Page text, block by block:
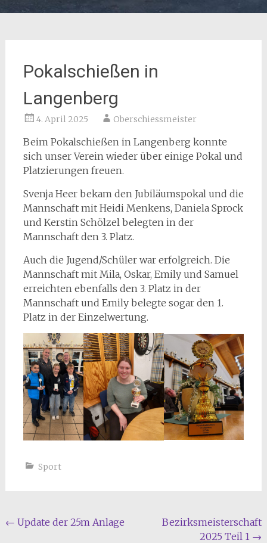
Pokalschießen in
Langenberg
4. April 2025 Oberschiessmeister
Beim Pokalschießen in Langenberg konnte
sich unser Verein wieder über einige Pokal und
Platzierungen freuen.
Svenja Heer bekam den Jubiläumspokal und die
Mannschaft mit Heidi Menkens, Daniela Sprock
und Kerstin Schölzel belegten in der
Mannschaft den 3. Platz.
Auch die Jugend/Schüler war erfolgreich. Die
Mannschaft mit Mila, Oskar, Emily und Samuel
erreichten ebenfalls den 3. Platz in der
Mannschaft und Emily belegte sogar den 1.
Platz in der Einzelwertung.
Sport
Beitragsnavigation
← Update der 25m Anlage
Bezirksmeisterschaft
2025 Teil 1 →